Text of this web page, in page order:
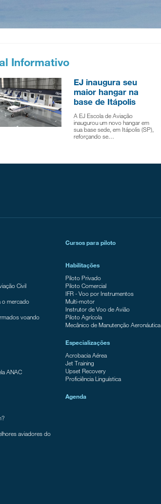
Informativo
EJ inaugura seu
maior hangar na
base de Itápolis
A EJ Escola de Aviação
inaugurou um novo hangar em
sua base sede, em Itápolis (SP),
reforçando se…
Civil
o mercado
voando
ANAC
aviadores do
Cursos para piloto
Habilitações
Piloto Privado
Piloto Comercial
IFR - Voo por Instrumentos
Multi-motor
Instrutor de Voo de Avião
Piloto Agrícola
Mecânico de Manutenção Aeronáutica
Especializações
Acrobacia Aérea
Jet Training
Upset Recovery
Proficiência Linguística
Agenda